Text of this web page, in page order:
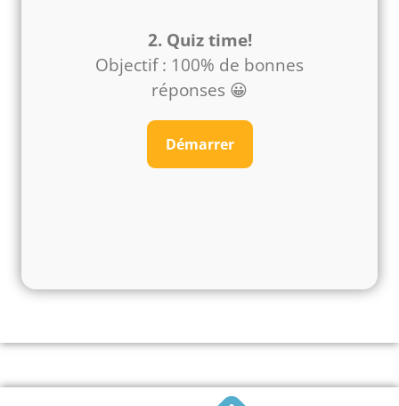
2. Quiz time!
Objectif : 100% de bonnes
réponses 😀